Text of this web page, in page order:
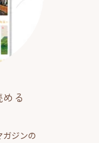
る
ジンの